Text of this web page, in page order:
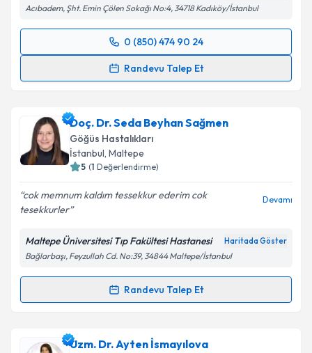
Acıbadem, Şht. Emin Çölen Sokağı No:4, 34718 Kadıköy/İstanbul
0 (850) 474 90 24
Randevu Talep Et
Randevu Takvimi Talebi
takvim hazırlandığında e-posta ile bilgilendireceğiz.
E-posta Adresiniz
Metni
kapsamda işlenmesini kabul ediyorum.
Takvim Talebini Gönder
Doç. Dr. Seda Beyhan Sağmen
Göğüs Hastalıkları
İstanbul, Maltepe
5 (1 Değerlendirme)
cok memnum kaldım tessekkur ederim cok
tesekkurler
Devamı
Maltepe Üniversitesi Tıp Fakültesi Hastanesi Haritada Göster
Bağlarbaşı, Feyzullah Cd. No:39, 34844 Maltepe/İstanbul
Randevu Talep Et
Randevu Takvimi Talebi
Doç. Dr. Seda Beyhan Sağmeniçin randevu takvimi
Uzm. Dr. Ayten İsmayılova